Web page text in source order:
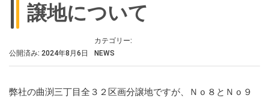
譲地について
公開済み: 2024年8月6日
カテゴリー:
NEWS
弊社の曲渕三丁目全３２区画分譲地ですが、Ｎｏ８とＮｏ９